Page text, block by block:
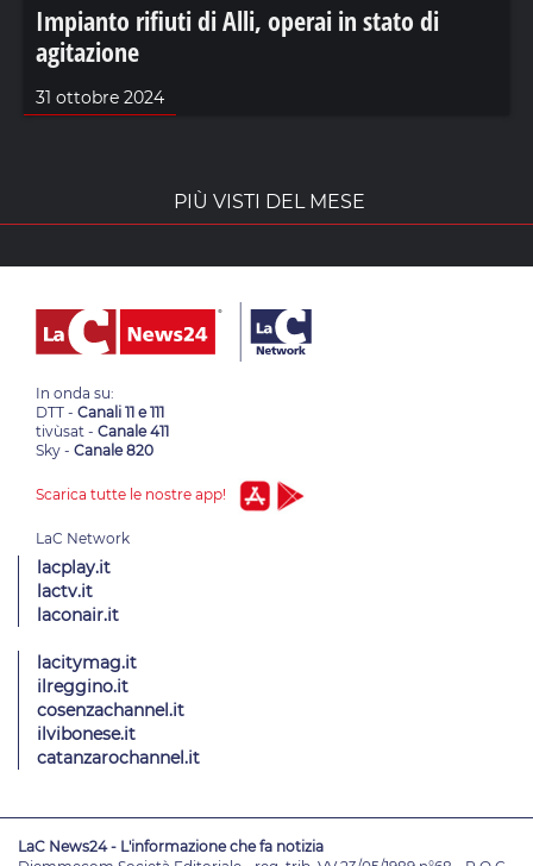
Impianto rifiuti di Alli, operai in stato di
agitazione
31 ottobre 2024
PIÙ VISTI DEL MESE
In onda su:
DTT - Canali 11 e 111
tivùsat - Canale 411
Sky - Canale 820
Scarica tutte le nostre app!
lacplay.it
lactv.it
laconair.it
lacitymag.it
ilreggino.it
cosenzachannel.it
ilvibonese.it
catanzarochannel.it
LaC News24 - L'informazione che fa notizia